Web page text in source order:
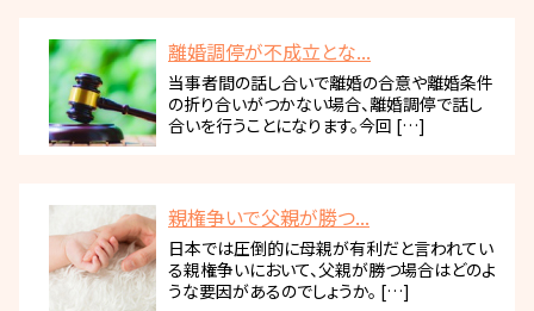
離婚調停が不成立とな...
当事者間の話し合いで離婚の合意や離婚条件
の折り合いがつかない場合、離婚調停で話し
合いを行うことになります。今回 […]
親権争いで父親が勝つ...
日本では圧倒的に母親が有利だと言われてい
る親権争いにおいて、父親が勝つ場合はどのよ
うな要因があるのでしょうか。 […]